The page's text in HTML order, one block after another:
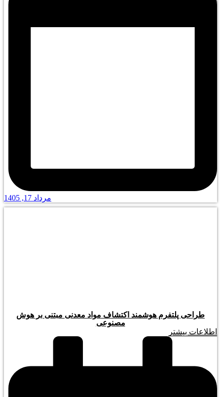
مرداد 17, 1405
طراحی پلتفرم هوشمند اکتشاف مواد معدنی مبتنی بر هوش
مصنوعی
اطلاعات بیشتر